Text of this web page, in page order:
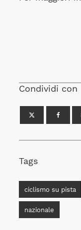
Condividi con
Tags
ciclismo su pista
nazionale